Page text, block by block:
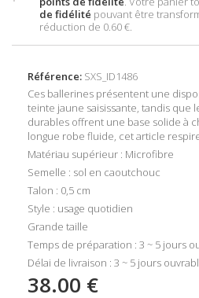
de fidélité pouvant être
réduction de 0.60 €
Référence: SXS_ID1486
Ces ballerines présentent une
teinte jaune saisissante, tandis que
durables offrent une base solide à
longue robe fluide, cet article
Matériau supérieur : Microfibre
Semelle : sol en caoutchouc
Talon : 0,5 cm
Style : usage quotidien
Grande taille
Temps de préparation : 3 ~ 5 jours
Délai de livraison : 3 ~ 5 jours
38.00 €